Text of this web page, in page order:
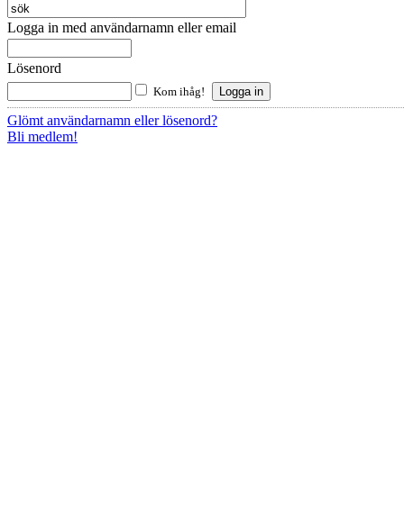
Logga in med användarnamn eller email
Lösenord
Kom ihåg!
Glömt användarnamn eller lösenord?
Bli medlem!